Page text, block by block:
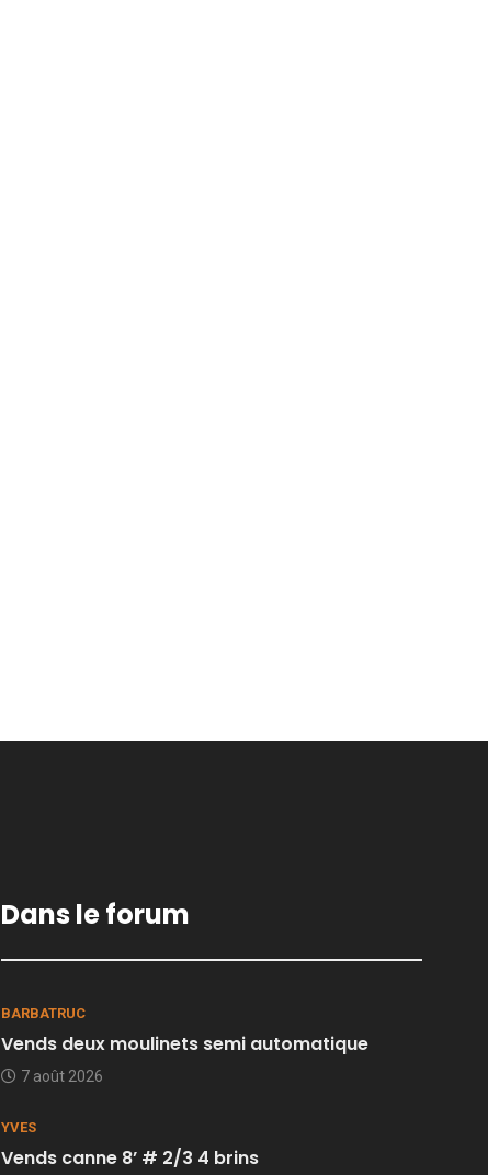
Dans le forum
BARBATRUC
Vends deux moulinets semi automatique
7 août 2026
YVES
Vends canne 8’ # 2/3 4 brins